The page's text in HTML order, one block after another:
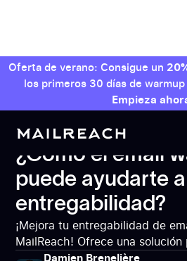
Oferta de verano: Consigue un
los primeros 30 días de
Empieza
MailReach: Herramienta de
Warmup
¿Cómo el email
ayudarte a disparar tu
¿Cómo el email
puede ayudarte
entregabilidad?
¡Mejora tu entregabilidad de
MailReach! Ofrece una
disparar la entregabilidad de
Damien Brenelière